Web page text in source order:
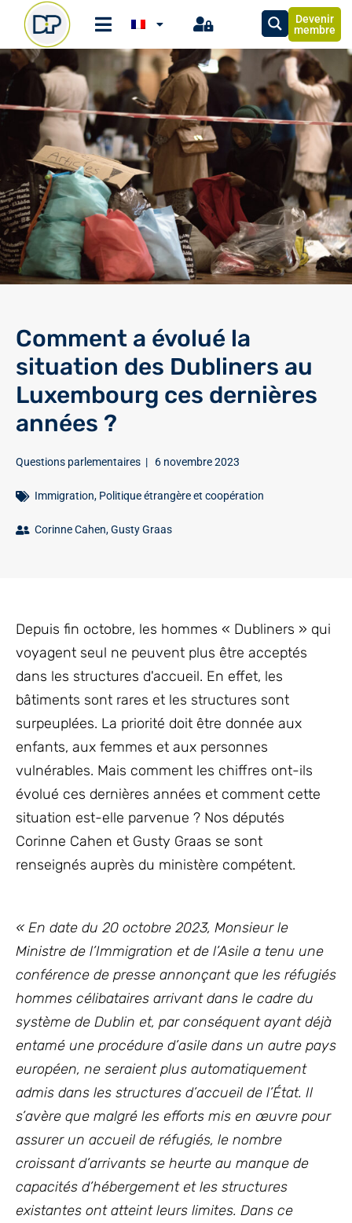
Devenir
membre
Comment a évolué la
situation des Dubliners au
Luxembourg ces dernières
années ?
Questions parlementaires | 6 novembre 2023
Immigration, Politique étrangère et coopération
Corinne Cahen,Gusty Graas
Depuis fin octobre, les hommes « Dubliners » qui
voyagent seul ne peuvent plus être acceptés
dans les structures d'accueil. En effet, les
bâtiments sont rares et les structures sont
surpeuplées. La priorité doit être donnée aux
enfants, aux femmes et aux personnes
vulnérables. Mais comment les chiffres ont-ils
évolué ces dernières années et comment cette
situation est-elle parvenue ? Nos députés
Corinne Cahen et Gusty Graas se sont
renseignés auprès du ministère compétent.
« En date du 20 octobre 2023, Monsieur le
Ministre de l’Immigration et de l’Asile a tenu une
conférence de presse annonçant que les réfugiés
hommes célibataires arrivant dans le cadre du
système de Dublin et, par conséquent ayant déjà
entamé une procédure d’asile dans un autre pays
européen, ne seraient plus automatiquement
admis dans les structures d’accueil de l’État. Il
s’avère que malgré les efforts mis en œuvre pour
assurer un accueil de réfugiés, le nombre
croissant d’arrivants se heurte au manque de
capacités d’hébergement et les structures
existantes ont atteint leurs limites. Dans ce